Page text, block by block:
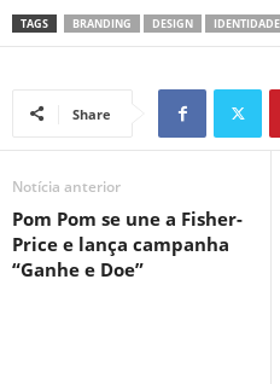
TAGS BRANDING DESIGN
Share
Notícia anterior
Pom Pom se une a Fisher-
Price e lança campanha
“Ganhe e Doe”